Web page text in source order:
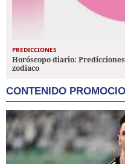
PREDICCIONES
Horóscopo diario:
zodiaco
CONTENIDO